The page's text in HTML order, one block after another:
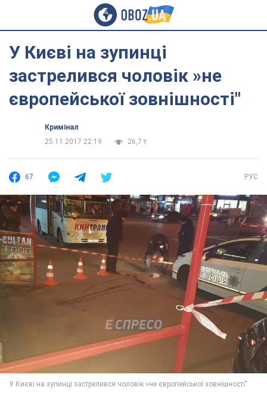
У Києві на зупинці
застрелився чоловік »не
європейської зовнішності"
Кримінал
25.11.2017 22:19
26,7 т.
67 РУС